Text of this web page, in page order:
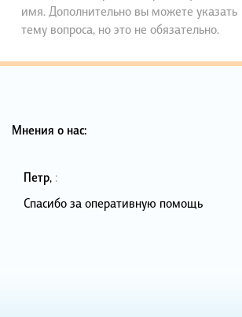
имя. Дополнительно вы можете указать
тему вопроса, но это не обязательно.
Мнения о нас:
Петр, :
Спасибо за оперативную помощь